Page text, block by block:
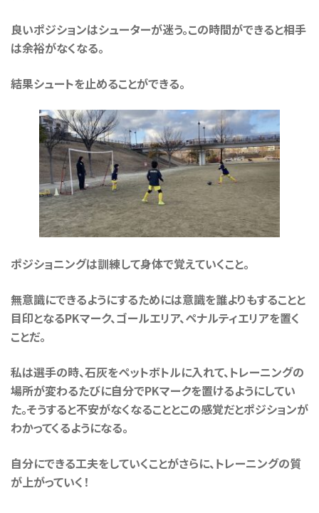
良いポジションはシューターが迷う。この時間ができると相手
は余裕がなくなる。
結果シュートを止めることができる。
ポジショニングは訓練して身体で覚えていくこと。
無意識にできるようにするためには意識を誰よりもすることと
目印となるPKマーク、ゴールエリア、ペナルティエリアを置く
ことだ。
私は選手の時、石灰をペットボトルに入れて、トレーニングの
場所が変わるたびに自分でPKマークを置けるようにしてい
た。そうすると不安がなくなることとこの感覚だとポジションが
わかってくるようになる。
自分にできる工夫をしていくことがさらに、トレーニングの質
が上がっていく！